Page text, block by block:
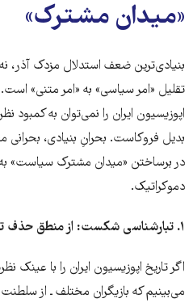
«میدان مشترک»
بنیادی‌ترین ضعف استدلال مزدک آذر،
تقلیل «امر سیاسی» به «امر متنی»
اپوزیسیون ایران را نمی‌توان به کمبود
بدیل فروکاست. بحرانِ بنیادی،
در برساختن «میدان مشترک سیاست»
دموکراتیک.
۱. تبارشناسی شکست: از منطق حذف
اگر تاریخ اپوزیسیون ایران را با عینک
می‌بینیم که بازیگران مختلف ـ از